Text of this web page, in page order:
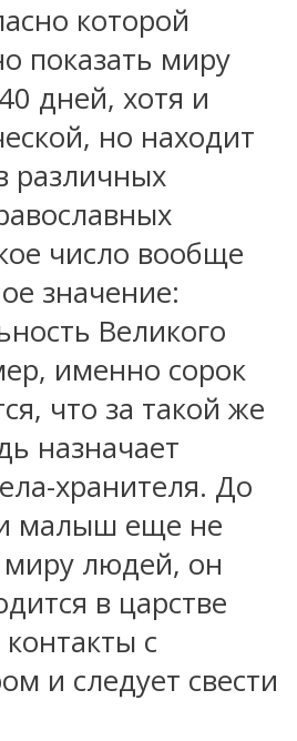
которой
показать миру
дней, хотя и
но находит
различных
число вообще
значение:
Великого
именно сорок
что за такой же
назначает
хранителя. До
малыш еще не
людей, он
в царстве
с
и следует свести